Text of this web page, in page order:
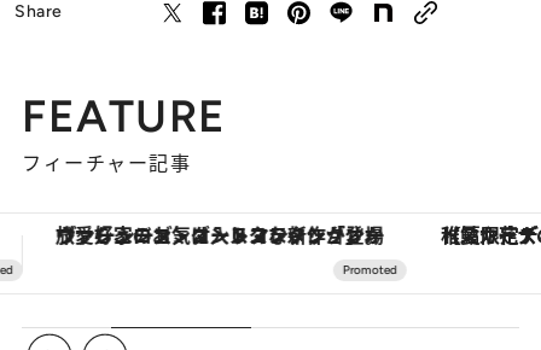
Share
FEATURE
フィーチャー記事
【夏限定ディナーコース】旬を迎える稚鮎や花ズッキーニなどをイタリア・トスカーナの郷土料理の手法で満喫！ 【銀座で出合う最旬美容】美髪ケアや上質